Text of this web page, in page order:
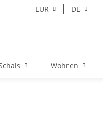
EUR DE
Wohnen